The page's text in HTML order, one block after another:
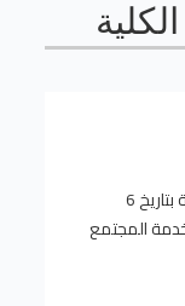
أُنشئ المركز بقرار من السيد/ مدير الجامعة بتاريخ 6
ولخدمة المجتمع